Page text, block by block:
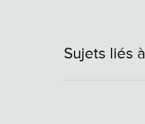
Sujets liés